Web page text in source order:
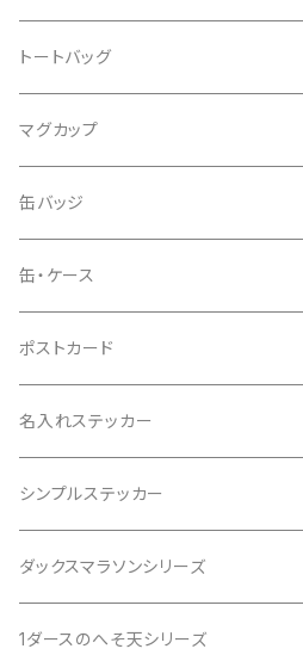
トートバッグ
マグカップ
おすわりダックス
缶バッジ
おすわりダックス
缶・ケース
おやつ缶
ポストカード
名入れステッカー
シンプルステッカー
まんまるステッカー おすわりダックス
DOG IN CAR
ダックスマラソンシリーズ
1ダースのへそ天シリーズ